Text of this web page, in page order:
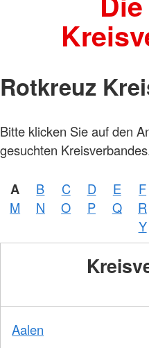
Rotkreuz
Bitte klicken Sie auf den
gesuchten
A B C D E F
M
N O P Q R
Y
Aalen